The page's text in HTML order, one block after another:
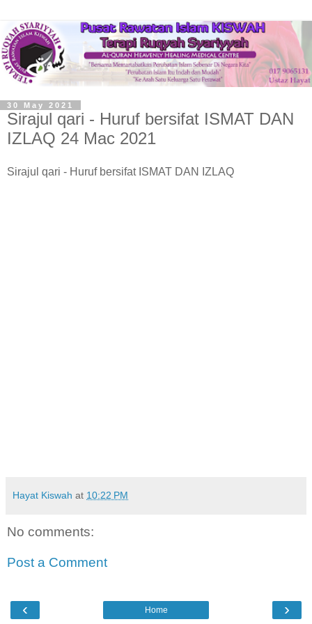
30 May 2021
Sirajul qari - Huruf bersifat ISMAT DAN
IZLAQ 24 Mac 2021
Sirajul qari - Huruf bersifat ISMAT DAN IZLAQ
Hayat Kiswah at 10:22 PM
No comments:
Post a Comment
‹ ›
Home